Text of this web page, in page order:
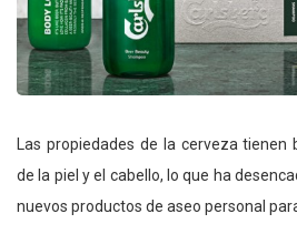
Las propiedades de la cerveza tienen
de la piel y el cabello, lo que ha
nuevos productos de aseo personal